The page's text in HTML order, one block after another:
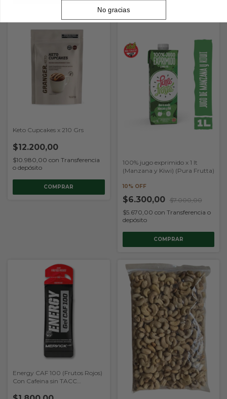
Keto Cupcakes x 210 Grs
$12.200,00
$10.980,00 con Transferencia
o depósito
COMPRAR
100% jugo exprimido x 1 lt
(Manzana y Kiwi) (Pura Frutta)
10% OFF
$6.300,00 $7.000,00
$5.670,00 con Transferencia o
depósito
Energy CAF 100 (Frutos Rojos)
Con Cafeina sin TACC
No gracias